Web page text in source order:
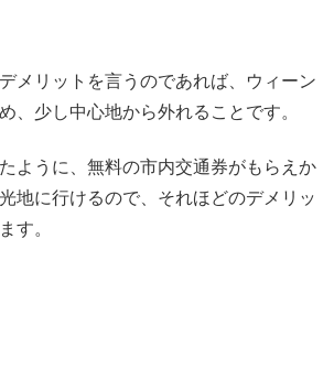
メリットを言うのであれば、ウィーン
、少し中心地から外れることです。
ように、無料の市内交通券がもらえか
地に行けるので、それほどのデメリッ
す。